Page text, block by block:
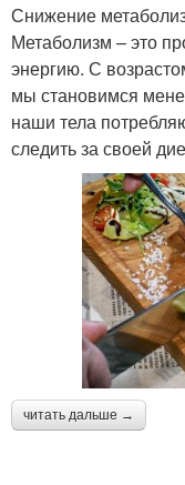
Снижение
Метаболизм – это
энергию. С
мы становимся
наши тела
следить за своей
читать дальше →